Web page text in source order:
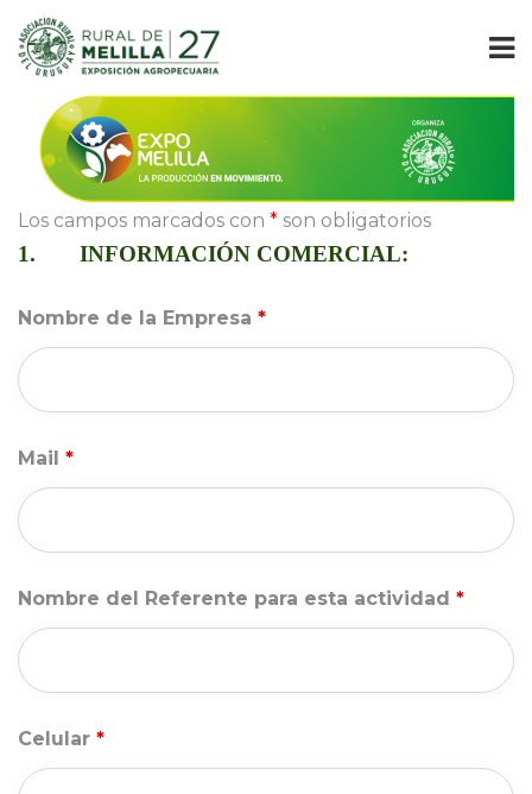
Los campos marcados con * son obligatorio
1. INFORMACIÓN COMERCIAL:
Nombre de la Empresa *
Mail *
Nombre del Referente para esta actividad *
Celular *